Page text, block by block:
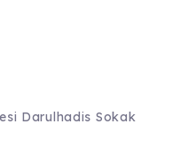
Darulhadis Sokak